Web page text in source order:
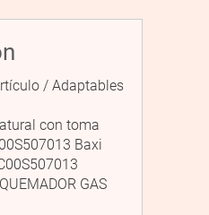
/ Adaptables
con toma
Baxi
GAS